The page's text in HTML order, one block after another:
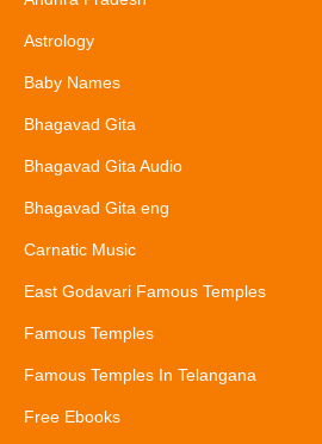
Astrology
Baby Names
Bhagavad Gita
Bhagavad Gita Audio
Bhagavad Gita eng
Carnatic Music
East Godavari Famous Temples
Famous Temples
Famous Temples In Telangana
Free Ebooks